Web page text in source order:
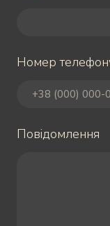
Номер
Повідомлення